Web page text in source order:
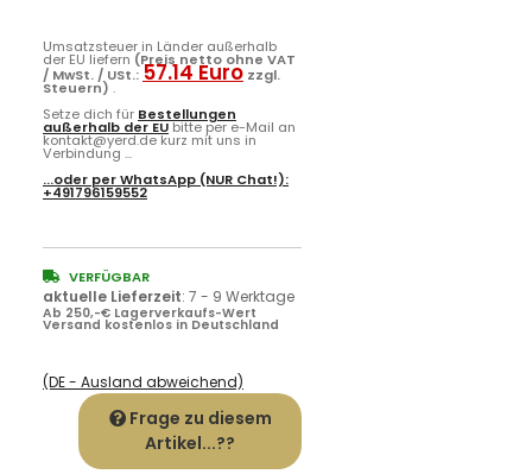
Umsatzsteuer in Länder außerhalb
der EU liefern (Preis netto ohne VAT
/ MwSt. / USt.:57.14 Euro zzgl.
Steuern) .
Setze dich für Bestellungen
außerhalb der EUbitte per e-Mail an
kontakt@yerd.de kurz mit uns in
Verbindung ...
...oder perWhatsApp (NUR Chat!):
+491796159552
VERFÜGBAR
aktuelle Lieferzeit: 7 - 9 Werktage
Ab 250,-€ Lagerverkaufs-Wert
Versand kostenlos in Deutschland
(DE - Ausland abweichend)
Frage zu diesem
Artikel...??